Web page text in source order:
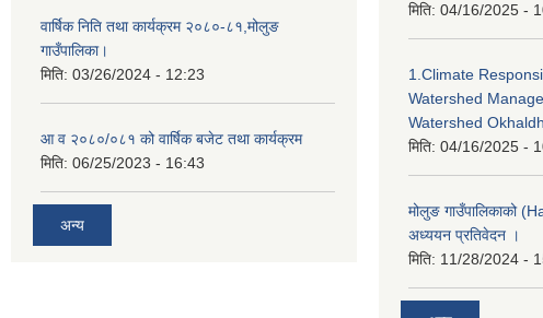
वार्षिक निति तथा कार्यक्रम २०८०-८१,मोलुङ
गाउँपालिका।
मिति: 03/26/2024 - 12:23
आ व २०८०/०८१ को वार्षिक बजेट तथा कार्यक्रम
मिति: 06/25/2023 - 16:43
अन्य
मिति: 04/16/2025 -
1.Climate
Watershed
Watershed
मिति: 04/16/2025 -
मोलुङ गाउँपालिकाको
अध्ययन प्रतिवेदन ।
मिति: 11/28/2024 -